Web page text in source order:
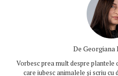
De Georgiana
Vorbesc prea mult despre plantele
care iubesc animalele și scriu cu